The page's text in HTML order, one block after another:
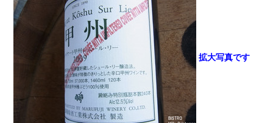
拡大写真です